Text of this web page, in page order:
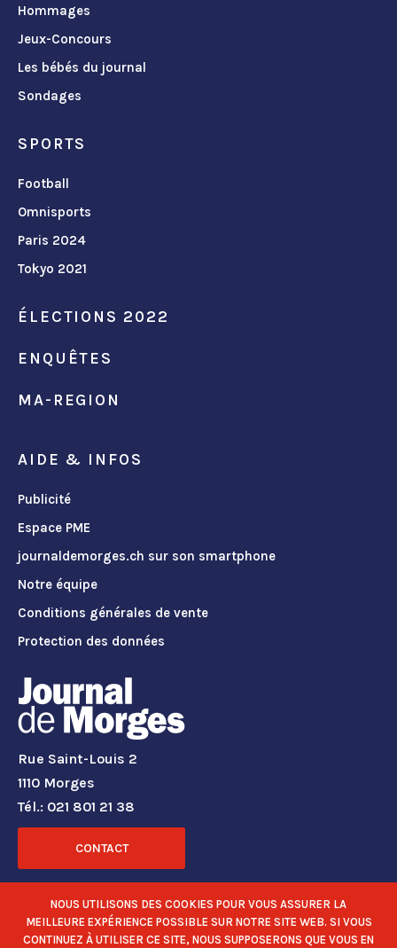
Hommages
Jeux-Concours
Les bébés du journal
Sondages
SPORTS
Football
Omnisports
Paris 2024
Tokyo 2021
ÉLECTIONS 2022
ENQUÊTES
MA-REGION
AIDE & INFOS
Publicité
Espace PME
journaldemorges.ch sur son smartphone
Notre équipe
Conditions générales de vente
Protection des données
Rue Saint-Louis 2
1110 Morges
Tél.: 021 801 21 38
CONTACT
RÉSEAUX SOCIAUX
NOUS UTILISONS DES COOKIES POUR VOUS ASSURER LA
MEILLEURE EXPÉRIENCE POSSIBLE SUR NOTRE SITE WEB. SI VOUS
CONTINUEZ À UTILISER CE SITE, NOUS SUPPOSERONS QUE VOUS EN